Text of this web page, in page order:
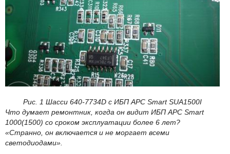
Рис. 1 Шасси 640-7734D с ИБП APC Smart SUA1500I
Что думает ремонтник, когда он видит ИБП APC Smart
1000(1500) со сроком эксплуатации более 6 лет?
«Странно, он включается и не моргает всеми
светодиодами».